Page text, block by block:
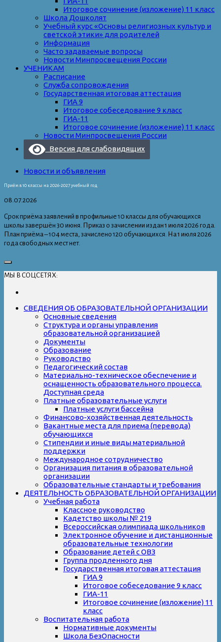
Итоговое сочинение (изложение) 11 класс
Школа Дошколят
Учебный курс «Основы религиозных культур и
светской этики» для родителей
Информация
Часто задаваемые вопросы
Новости Минпросвещения России
УЧЕНИКАМ
Расписание
Служба сопровождения
Государственная итоговая аттестация
ГИА 9
Итоговое собеседование 9 класс
ГИА-11
Итоговое сочинение (изложение) 11 класс
Новости Минпросвещения России
Версия для слабовидящих
Новости и объявления
Приём в 10 классы на 2026-2027 учебный год
08.07.2026
Срок приёма заявлений в профильные 10 классы для обучающихся
школы завершён 30 июня. Приказ о зачислении издан 1 июля 2026 года.
План приёма – 104 места, зачислено 120 обучающихся. На 1 июля 2026
года свободных мест нет.
МЫ В СОЦСЕТЯХ:
СВЕДЕНИЯ ОБ ОБРАЗОВАТЕЛЬНОЙ ОРГАНИЗАЦИИ
Основные сведения
Структура и органы управления
образовательной организацией
Документы
Образование
Руководство
Педагогический состав
Материально-техническое обеспечение и
оснащенность образовательного процесса.
Доступная среда
Платные образовательные услуги
Платные услуги бассейна
Финансово-хозяйственная деятельность
Вакантные места для приема (перевода)
обучающихся
Стипендии и иные виды материальной
поддержки
Международное сотрудничество
Организация питания в образовательной
организации
Образовательные стандарты и требования
ДЕЯТЕЛЬНОСТЬ ОБРАЗОВАТЕЛЬНОЙ ОРГАНИЗАЦИИ
Учебная работа
Классное руководство
Кадетство школы № 219
Всероссийская олимпиада школьников
Электронное обучение и дистанционные
образовательные технологии
Образование детей с ОВЗ
Группа продленного дня
Государственная итоговая аттестация
ГИА 9
Итоговое собеседование 9 класс
ГИА-11
Итоговое сочинение (изложение) 11
класс
Воспитательная работа
Нормативные документы
Школа БезОпасности